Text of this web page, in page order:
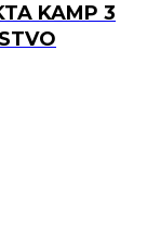
KAMP 3